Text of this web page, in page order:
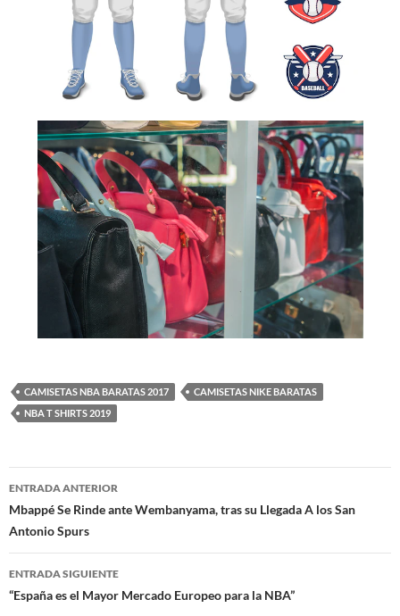
CAMISETAS NBA BARATAS 2017
CAMISETAS NIKE BARATAS
NBA T SHIRTS 2019
Navegación
de
entradas
ENTRADA ANTERIOR
Mbappé Se Rinde ante Wembanyama, tras su Llegada A los San
Antonio Spurs
ENTRADA SIGUIENTE
“España es el Mayor Mercado Europeo para la NBA”